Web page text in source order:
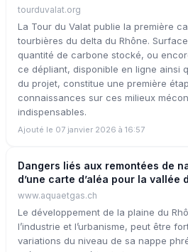
tourduvalat.org
La Tour du Valat publie la première
tourbières du delta du Rhône.
quantité de carbone stocké, ou
ce dépliant, disponible en ligne ainsi
du projet, constitue une première
connaissances sur ces milieux
indispensables.
Ajouté le 07 janvier 2026 à 16:57
Dangers liés aux remontées de
d’une carte d’aléa pour la vallée
www.aquaetgas.ch
Le développement de la plaine du
l’industrie et l’urbanisme, peut être
variations du niveau de sa nappe